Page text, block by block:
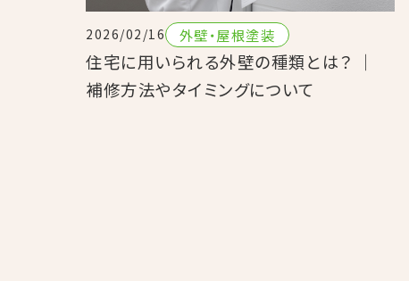
2026/02/16 外壁・屋根塗装
住宅に用いられる外壁の種類とは？ ｜
補修方法やタイミングについて